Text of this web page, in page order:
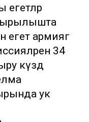
егет армиягә
34
күздә
ук